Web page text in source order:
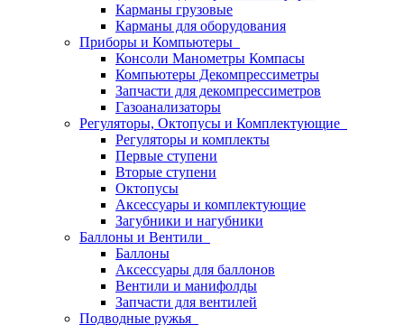
Карманы грузовые
Карманы для оборудования
Приборы и Компьютеры
Консоли Манометры Компасы
Компьютеры Декомпрессиметры
Запчасти для декомпрессиметров
Газоанализаторы
Регуляторы, Октопусы и Комплектующие
Регуляторы и комплекты
Первые ступени
Вторые ступени
Октопусы
Аксессуары и комплектующие
Загубники и нагубники
Баллоны и Вентили
Баллоны
Аксессуары для баллонов
Вентили и манифолды
Запчасти для вентилей
Подводные ружья